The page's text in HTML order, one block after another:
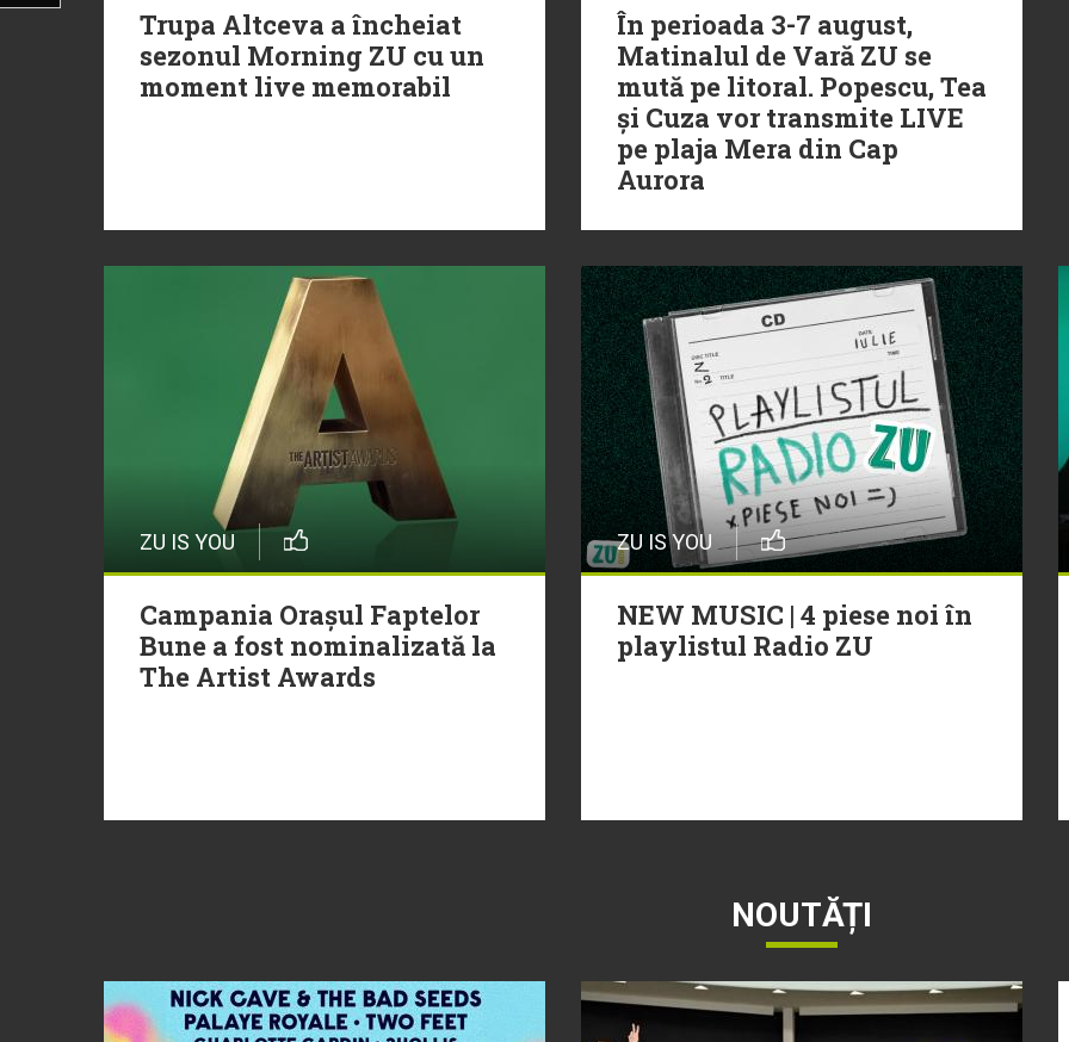
Trupa Altceva a încheiat
sezonul Morning ZU cu un
moment live memorabil
În perioada 3-7 august,
Matinalul de Vară ZU se
mută pe litoral. Popescu, Tea
și Cuza vor transmite LIVE
pe plaja Mera din Cap
Aurora
ZU IS YOU
Campania Orașul Faptelor
Bune a fost nominalizată la
The Artist Awards
ZU IS YOU
NEW MUSIC | 4 piese noi în
playlistul Radio ZU
NOUTĂȚI